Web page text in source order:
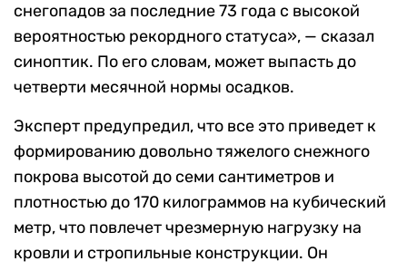
снегопадов за последние 73 года с высокой
вероятностью рекордного статуса», — сказал
синоптик. По его словам, может выпасть до
четверти месячной нормы осадков.
Эксперт предупредил, что все это приведет к
формированию довольно тяжелого снежного
покрова высотой до семи сантиметров и
плотностью до 170 килограммов на кубический
метр, что повлечет чрезмерную нагрузку на
кровли и стропильные конструкции. Он